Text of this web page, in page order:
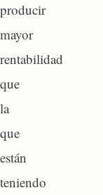
producir
mayor
rentabilidad
que
la
que
están
teniendo